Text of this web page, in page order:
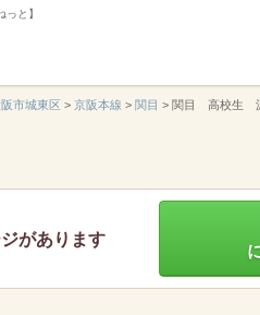
と】
市城東区 > 京阪本線 > 関目 > 関目 高校生
があります